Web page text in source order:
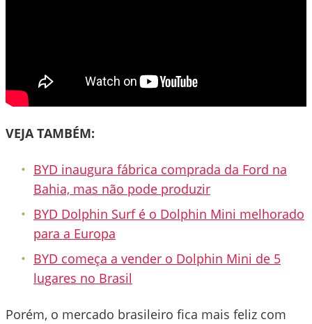
VEJA TAMBÉM:
BYD inaugura fábrica comprada da Ford na
Bahia, mas não pode produzir
BYD Dolphin Surf é o Dolphin Mini melhorado
para a Europa
BYD começa a vender o Dolphin Mini de 5
lugares no Brasil
Porém, o mercado brasileiro fica mais feliz com